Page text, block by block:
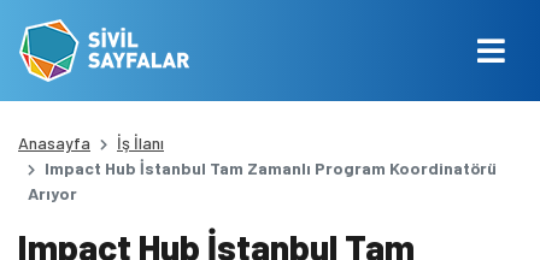
Anasayfa
İş İlanı
Impact Hub İstanbul Tam Zamanlı Program Koordinatörü
Arıyor
Impact Hub İstanbul Tam